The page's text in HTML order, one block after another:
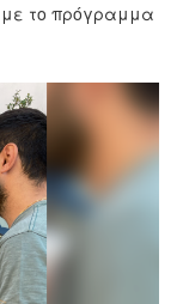
το πρόγραμμα